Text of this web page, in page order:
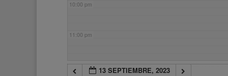
10:00 pm
11:00 pm
13 SEPTIEMBRE, 2023